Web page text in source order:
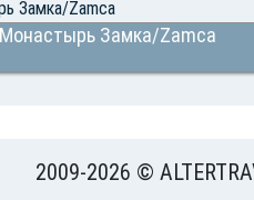
Монастырь Замка/Zamca
2009-2026 ©